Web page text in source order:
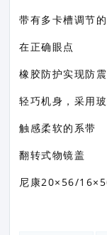
带有多卡槽调节
在正确眼点
橡胶防护实现防
轻巧机身，采用
触感柔软的系带
翻转式物镜盖
尼康20×56/